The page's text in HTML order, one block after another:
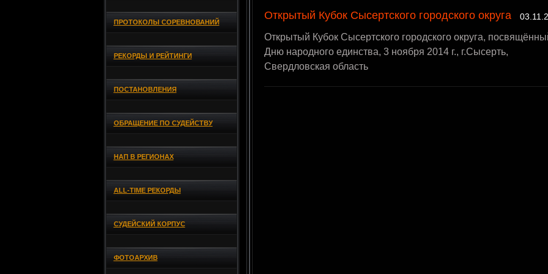
ПРОТОКОЛЫ СОРЕВНОВАНИЙ
РЕКОРДЫ И РЕЙТИНГИ
ПОСТАНОВЛЕНИЯ
ОБРАЩЕНИЕ ПО СУДЕЙСТВУ
НАП В РЕГИОНАХ
ALL-TIME РЕКОРДЫ
СУДЕЙСКИЙ КОРПУС
ФОТОАРХИВ
Открытый Кубок Сысертского городского округа
Открытый Кубок Сысертского городского округа,
Дню народного единства, 3 ноября 2014 г., г.Сысерть,
Свердловская область